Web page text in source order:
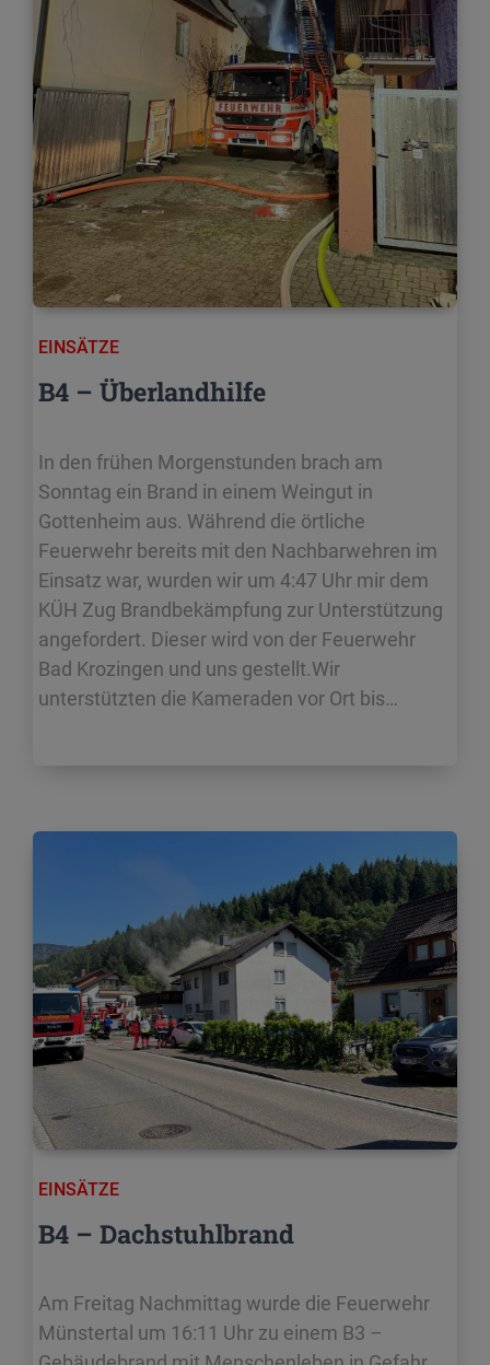
EINSÄTZE
B4 – Überlandhilfe
In den frühen Morgenstunden brach am
Sonntag ein Brand in einem Weingut in
Gottenheim aus. Während die örtliche
Feuerwehr bereits mit den Nachbarwehren im
Einsatz war, wurden wir um 4:47 Uhr mir dem
KÜH Zug Brandbekämpfung zur Unterstützung
angefordert. Dieser wird von der Feuerwehr
Bad Krozingen und uns gestellt.Wir
unterstützten die Kameraden vor Ort bis…
EINSÄTZE
B4 – Dachstuhlbrand
Am Freitag Nachmittag wurde die Feuerwehr
Münstertal um 16:11 Uhr zu einem B3 –